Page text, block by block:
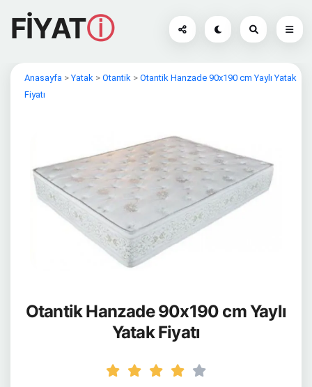
FİYATⓘ
Anasayfa >Yatak > Otantik > Otantik Hanzade 90x190 cm Yaylı Yatak
Fiyatı
Otantik Hanzade 90x190 cm Yaylı
Yatak Fiyatı